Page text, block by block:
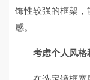
饰性较强的框架
感。
考虑个人风格